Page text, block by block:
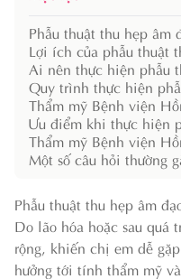
Phẫu thuật thu hẹp âm
Lợi ích của phẫu thuật
Ai nên thực hiện phẫu
Quy trình thực hiện
Thẩm mỹ Bệnh viện
Ưu điểm khi thực hiện
Thẩm mỹ Bệnh viện
Một số câu hỏi thường
Phẫu thuật thu hẹp âm
Do lão hóa hoặc sau quá
rộng, khiến chị em dễ
hưởng tới tính thẩm mỹ